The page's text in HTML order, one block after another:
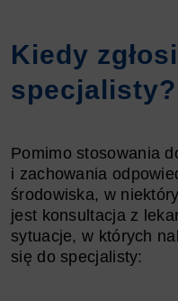
Kiedy
specjalisty?
Pomimo stosowania
i zachowania
środowiska, w
jest konsultacja z
sytuacje, w których
się do specjalisty: